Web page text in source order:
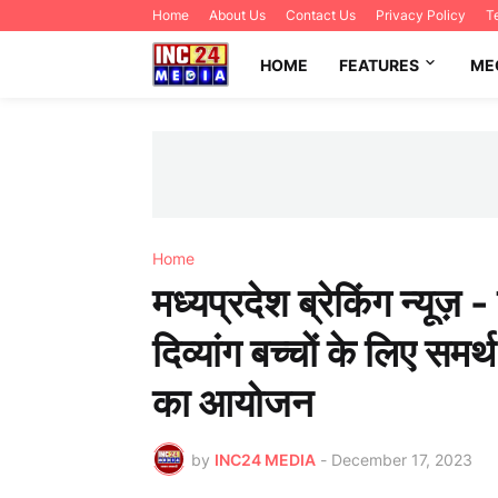
Home About Us Contact Us Privacy Policy
HOME FEATURES
Home
मध्यप्रदेश ब्रेकिंग न्यूज़ -
दिव्यांग बच्चों के लिए
का आयोजन
by INC24 MEDIA - December 17, 2023